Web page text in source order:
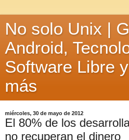
No solo Unix |
Android,
Software Libre
más
miércoles, 30 de mayo de 2012
El 80% de los
no recuperan el dinero